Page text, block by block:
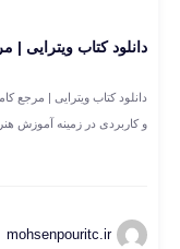
دانلود کتاب ویترایی
دانلود کتاب ویترایی | مرجع
و کاربردی در زمینه آموزش
mohsenpouritc.ir